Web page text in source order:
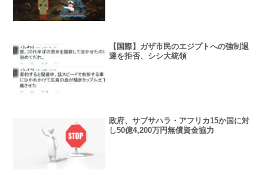
【国際】ガザ市民のエジプトへの強制退
避を拒否、シシ大統領
政府、サブサハラ・アフリカ15か国に対
し50億4,200万円無償資金協力